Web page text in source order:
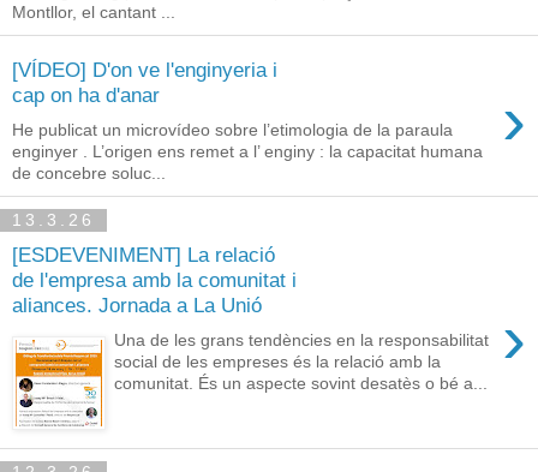
Montllor, el cantant ...
[VÍDEO] D'on ve l'enginyeria i
cap on ha d'anar
›
He publicat un microvídeo sobre l’etimologia de la paraula
enginyer . L’origen ens remet a l’ enginy : la capacitat humana
de concebre soluc...
13.3.26
[ESDEVENIMENT] La relació
de l'empresa amb la comunitat i
aliances. Jornada a La Unió
›
Una de les grans tendències en la responsabilitat
social de les empreses és la relació amb la
comunitat. És un aspecte sovint desatès o bé a...